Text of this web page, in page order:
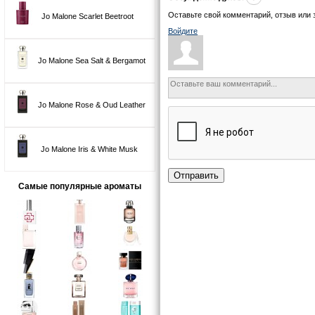
Jo Malone Scarlet Beetroot
Jo Malone Sea Salt & Bergamot
Jo Malone Rose & Oud Leather
Jo Malone Iris & White Musk
Самые популярные ароматы
Оставьте свой комментарий, отзыв или
Войдите
Отправить